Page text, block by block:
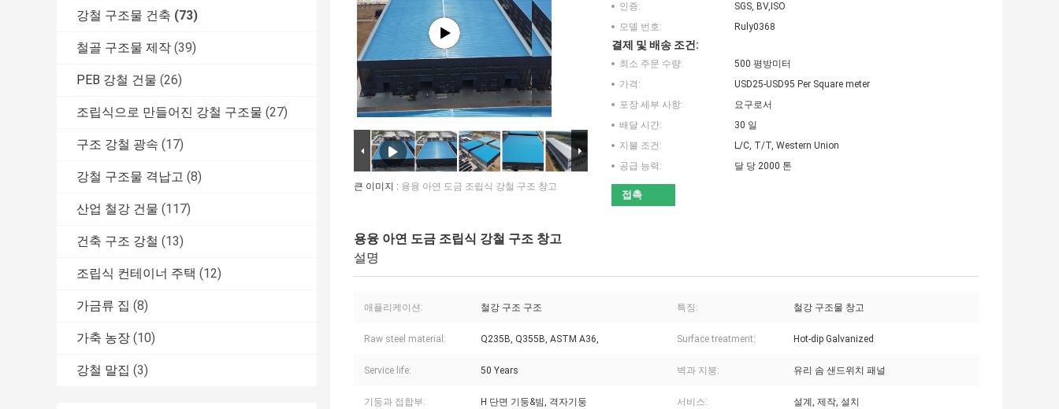
강철 구조물 건축 (73)
철골 구조물 제작 (39)
PEB 강철 건물 (26)
조립식으로 만들어진 강철 구조물 (27)
구조 강철 광속 (17)
강철 구조물 격납고 (8)
산업 철강 건물 (117)
건축 구조 강철 (13)
조립식 컨테이너 주택 (12)
가금류 집 (8)
가축 농장 (10)
강철 말집 (3)
큰 이미지 : 용융 아연 도금 조립식 강철 구조 창고
인증:
SGS, BV,ISO
모델 번호:
Ruly0368
결제 및 배송 조건:
최소 주문 수량:
500 평방미터
가격:
USD25-USD95 Per Square meter
포장 세부 사항:
요구로서
배달 시간:
30 일
지불 조건:
L/C, T/T, Western Union
공급 능력:
달 당 2000 톤
접촉
용융 아연 도금 조립식 강철 구조 창고
설명
애플리케이션: 철강 구조 구조 특징: 철강 구조물 창고
Raw steel material: Q235B, Q355B, ASTM A36, Surface treatment: Hot-dip Galvanized
Service life: 50 Years 벽과 지붕: 유리 솜 샌드위치 패널
기둥과 접합부: H 단면 기둥&빔, 격자기둥 서비스: 설계, 제작, 설치